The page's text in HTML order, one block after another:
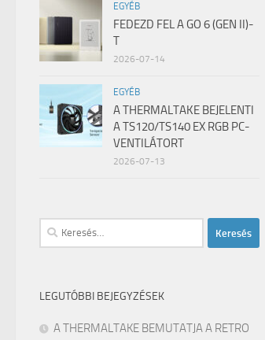
EGYÉB
FEDEZD FEL A GO 6 (GEN II)-
T
2026-07-14
EGYÉB
A THERMALTAKE BEJELENTI
A TS120/TS140 EX RGB PC-
VENTILÁTORT
2026-07-13
Keresés:
LEGUTÓBBI BEJEGYZÉSEK
A THERMALTAKE BEMUTATJA A RETRO